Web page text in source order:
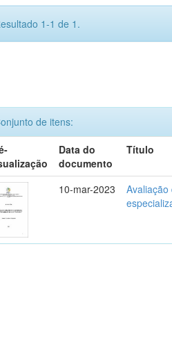
1-1 de 1.
de itens:
Data do
documento
Título
10-mar-2023